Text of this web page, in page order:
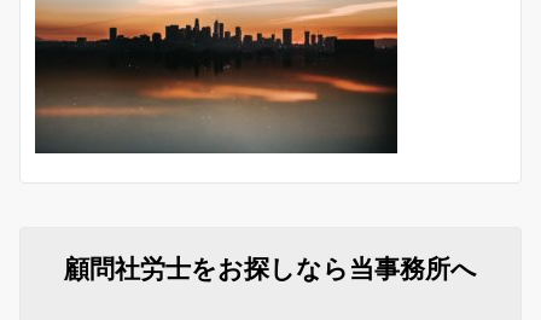
顧問社労士をお探しなら当事務所へ